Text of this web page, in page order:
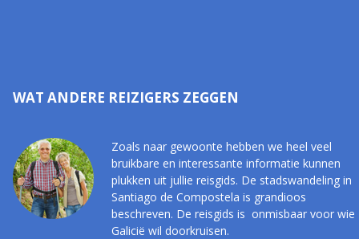
WAT ANDERE REIZIGERS ZEGGEN
Zoals naar gewoonte hebben we heel veel
bruikbare en interessante informatie kunnen
plukken uit jullie reisgids. De stadswandeling in
Santiago de Compostela is grandioos
beschreven. De reisgids is onmisbaar voor wie
Galicië wil doorkruisen.